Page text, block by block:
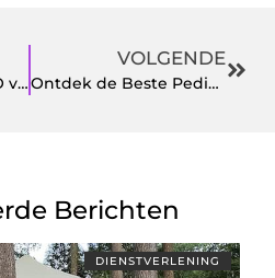
Wist jij dat een NIWO vergunning essentieel is voor transportondernemers?
VOLGENDE
Ontdek de Beste Pedicure in Breda voor Gezonde en Mooie Voeten
Berichten
DIENSTVERLENING